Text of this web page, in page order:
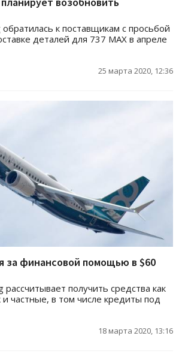
к поставщикам с просьбой
деталей для 737 МАХ в апреле
25 марта 2020, 12:36
за финансовой помощью в $60
рассчитывает получить средства как
и частные, в том числе кредиты под
18 марта 2020, 13:16